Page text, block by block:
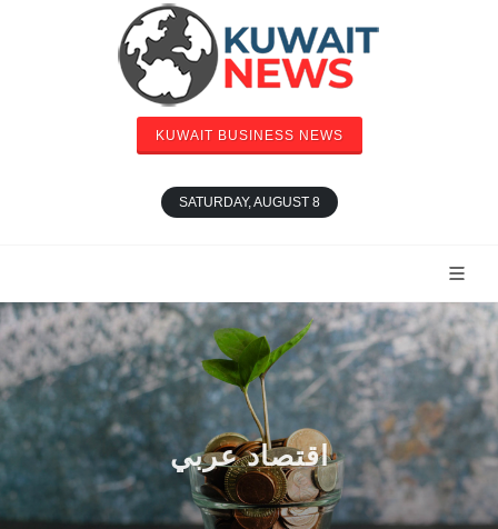
KUWAIT BUSINESS NEWS
SATURDAY, AUGUST 8
اقتصاد عربي